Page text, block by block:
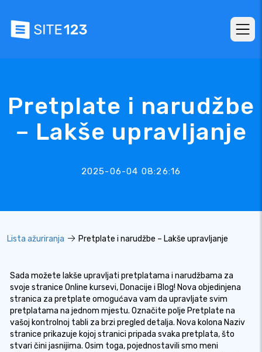
Pretplate i narudžbe
– Lakše upravljanje
2025-06-04 08:26:16
Lista ažuriranja Pretplate i narudžbe – Lakše upravljanje
Sada možete lakše upravljati pretplatama i narudžbama za
svoje stranice Online kursevi, Donacije i Blog! Nova objedinjena
stranica za pretplate omogućava vam da upravljate svim
pretplatama na jednom mjestu. Označite polje Pretplate na
vašoj kontrolnoj tabli za brzi pregled detalja. Nova kolona Naziv
stranice prikazuje kojoj stranici pripada svaka pretplata, što
stvari čini jasnijima. Osim toga, pojednostavili smo meni